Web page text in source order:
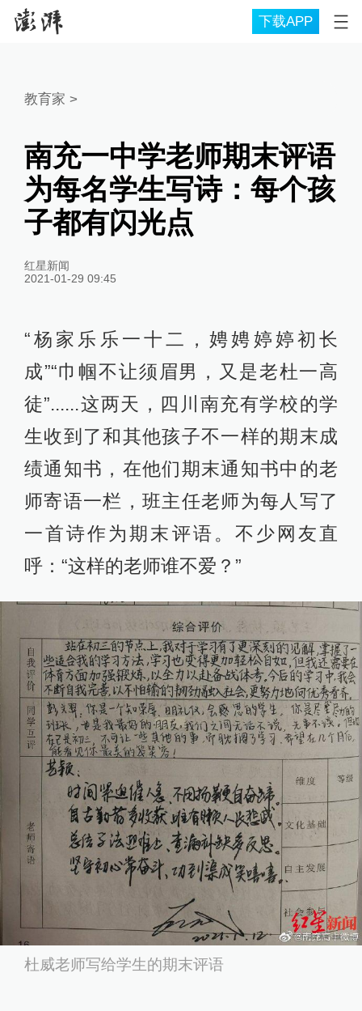
下载APP
教育家 >
南充一中学老师期末评语
为每名学生写诗：每个孩
子都有闪光点
红星新闻
2021-01-29 09:45
“杨家乐乐一十二，娉娉婷婷初长
成”“巾帼不让须眉男，又是老杜一高
徒”......这两天，四川南充有学校的学
生收到了和其他孩子不一样的期末成
绩通知书，在他们期末通知书中的老
师寄语一栏，班主任老师为每人写了
一首诗作为期末评语。不少网友直
呼：“这样的老师谁不爱？”
杜威老师写给学生的期末评语